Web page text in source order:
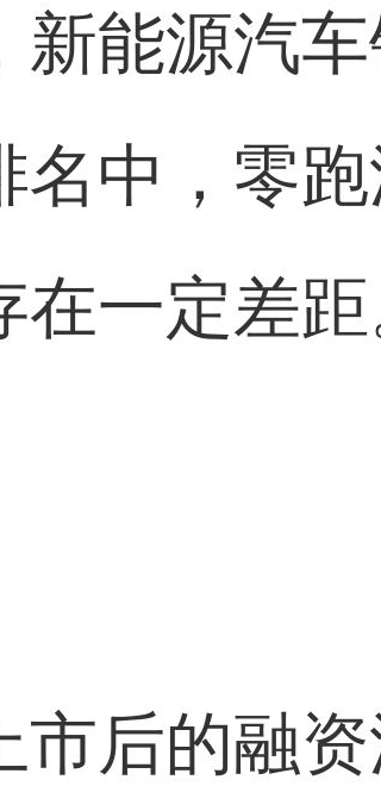
新能源汽
名中，零
一定差距
市后的融